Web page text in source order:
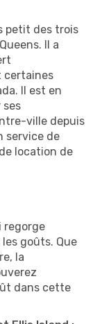
petit des trois
Il a
certaines
Il est en
ses
ville depuis
service de
location de
regorge
goûts. Que
la
dans cette